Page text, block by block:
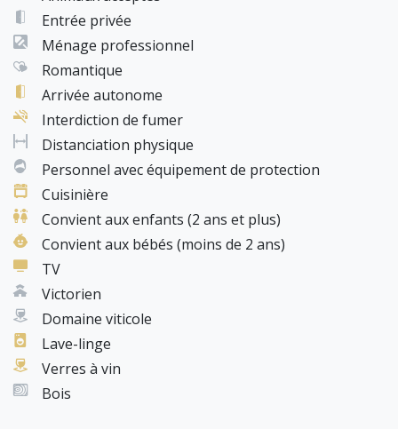
Entrée privée
Ménage professionnel
Romantique
Arrivée autonome
Interdiction de fumer
Distanciation physique
Personnel avec équipement de protection
Cuisinière
Convient aux enfants (2 ans et plus)
Convient aux bébés (moins de 2 ans)
TV
Victorien
Domaine viticole
Lave-linge
Verres à vin
Bois